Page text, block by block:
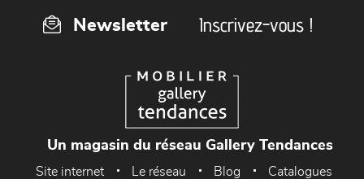
Newsletter Inscrivez-vous !
Un magasin du réseau Gallery Tendances
Site internet Le réseau Blog
Catalogues